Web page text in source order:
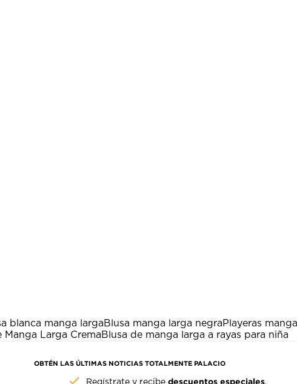
blanca manga largaBlusa manga larga negraPlayeras
Manga Larga CremaBlusa de manga larga a rayas para niña
OBTÉN LAS ÚLTIMAS NOTICIAS TOTALMENTE PALACIO
descuentos especiales